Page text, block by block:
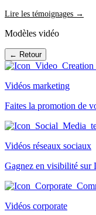
Lire les témoignages →
Modèles vidéo
← Retour
Vidéos marketing
Faites la promotion de
Vidéos réseaux sociaux
Gagnez en visibilité sur
Vidéos corporate